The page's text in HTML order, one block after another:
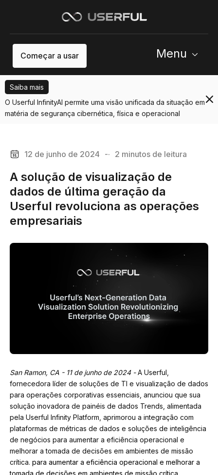
Começar a usar Menu
Saiba mais
O Userful InfinityAI permite uma visão unificada da situação em
matéria de segurança cibernética, física e operacional
12 de junho de 2024 -· 2 minutos de leitura
A solução de visualização de
dados de última geração da
Userful revoluciona as operações
empresariais
San Ramon, CA - 11 de junho de 2024 -A Userful,
fornecedora líder de soluções de TI e visualização de dados
para operações corporativas essenciais, anunciou que sua
solução inovadora de painéis de dados Trends, alimentada
pela Userful Infinity Platform, aprimorou a integração com
plataformas de métricas de dados e soluções de inteligência
de negócios para aumentar a eficiência operacional e
melhorar a tomada de decisões em ambientes de missão
crítica. para aumentar a eficiência operacional e melhorar a